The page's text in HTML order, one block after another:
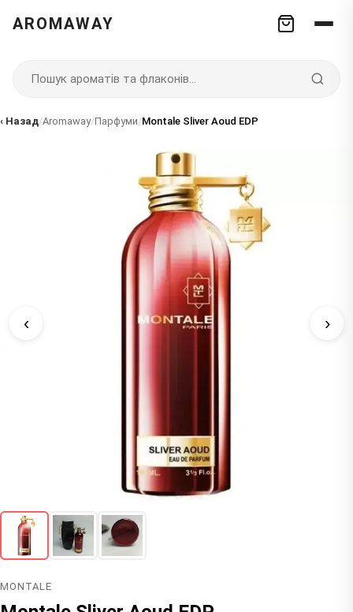
AROMAWAY
‹ Назад/Aromaway/Парфуми/Montale Sliver Aoud EDP
‹ ›
MONTALE